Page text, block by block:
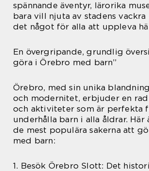
spännande äventyr, lärorika
bara vill njuta av stadens vackra
det något för alla att uppleva
En övergripande, grundlig
göra i Örebro med barn”
Örebro, med sin unika
och modernitet, erbjuder en
och aktiviteter som är perfekta
underhålla barn i alla åldrar. Här
de mest populära sakerna att
med barn:
1. Besök Örebro Slott: Det